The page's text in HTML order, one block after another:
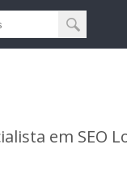
em SEO